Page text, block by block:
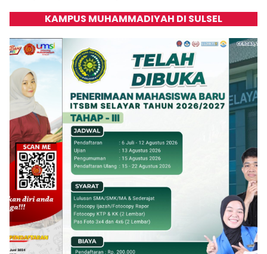
KAMPUS MUHAMMADIYAH DI SULSEL